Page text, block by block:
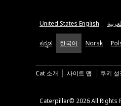
United States English
ಕನ್ನಡ 한국어 Norsk
Cat 소개 사이트 맵 쿠키
Caterpillar© 2026 All Rights